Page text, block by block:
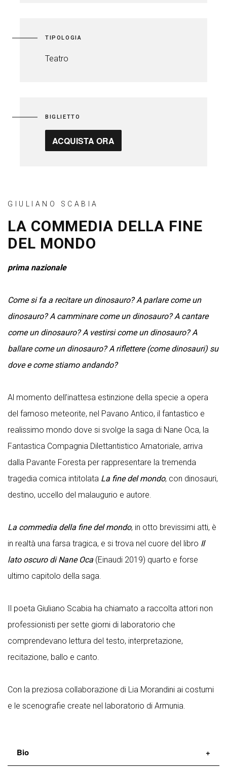
TIPOLOGIA
Teatro
BIGLIETTO
ACQUISTA ORA
GIULIANO SCABIA
LA COMMEDIA DELLA FINE
DEL MONDO
prima nazionale
Come si fa a recitare un dinosauro? A parlare come un
dinosauro? A camminare come un dinosauro? A cantare
come un dinosauro? A vestirsi come un dinosauro? A
ballare come un dinosauro? A riflettere (come dinosauri) su
dove e come stiamo andando?
Al momento dell’inattesa estinzione della specie a opera
del famoso meteorite, nel Pavano Antico, il fantastico e
realissimo mondo dove si svolge la saga di Nane Oca, la
Fantastica Compagnia Dilettantistico Amatoriale, arriva
dalla Pavante Foresta per rappresentare la tremenda
tragedia comica intitolata La fine del mondo, con dinosauri,
destino, uccello del malaugurio e autore.
La commedia della fine del mondo, in otto brevissimi atti, è
in realtà una farsa tragica, e si trova nel cuore del libro Il
lato oscuro di Nane Oca (Einaudi 2019) quarto e forse
ultimo capitolo della saga.
Il poeta Giuliano Scabia ha chiamato a raccolta attori non
professionisti per sette giorni di laboratorio che
comprendevano lettura del testo, interpretazione,
recitazione, ballo e canto.
Con la preziosa collaborazione di Lia Morandini ai costumi
e le scenografie create nel laboratorio di Armunia.
Bio